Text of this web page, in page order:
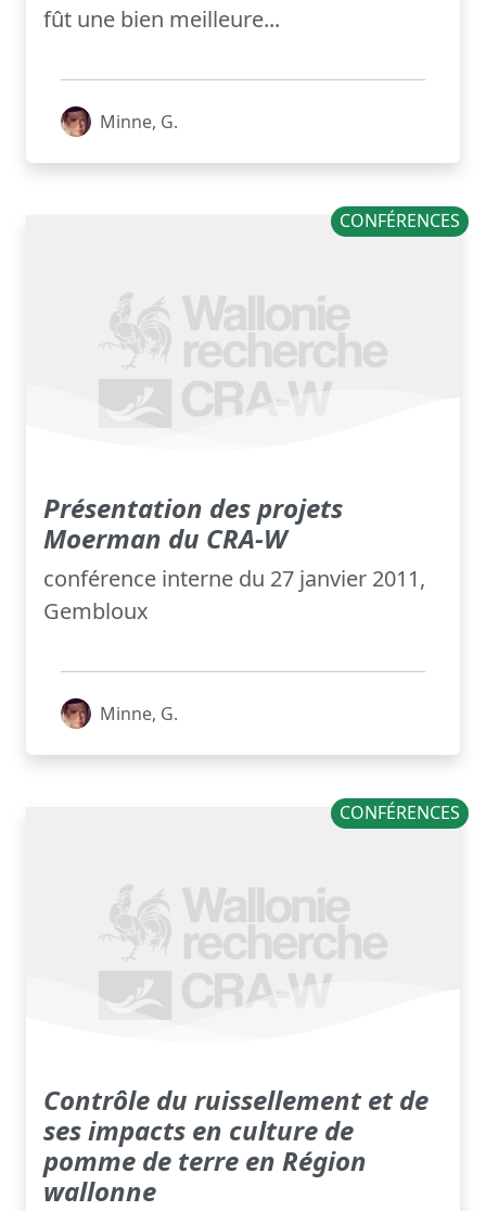
fût une bien meilleure...
Minne, G.
CONFÉRENCES
Présentation des projets
Moerman du CRA-W
conférence interne du 27 janvier 2011,
Gembloux
Minne, G.
CONFÉRENCES
Contrôle du ruissellement et de
ses impacts en culture de
pomme de terre en Région
wallonne